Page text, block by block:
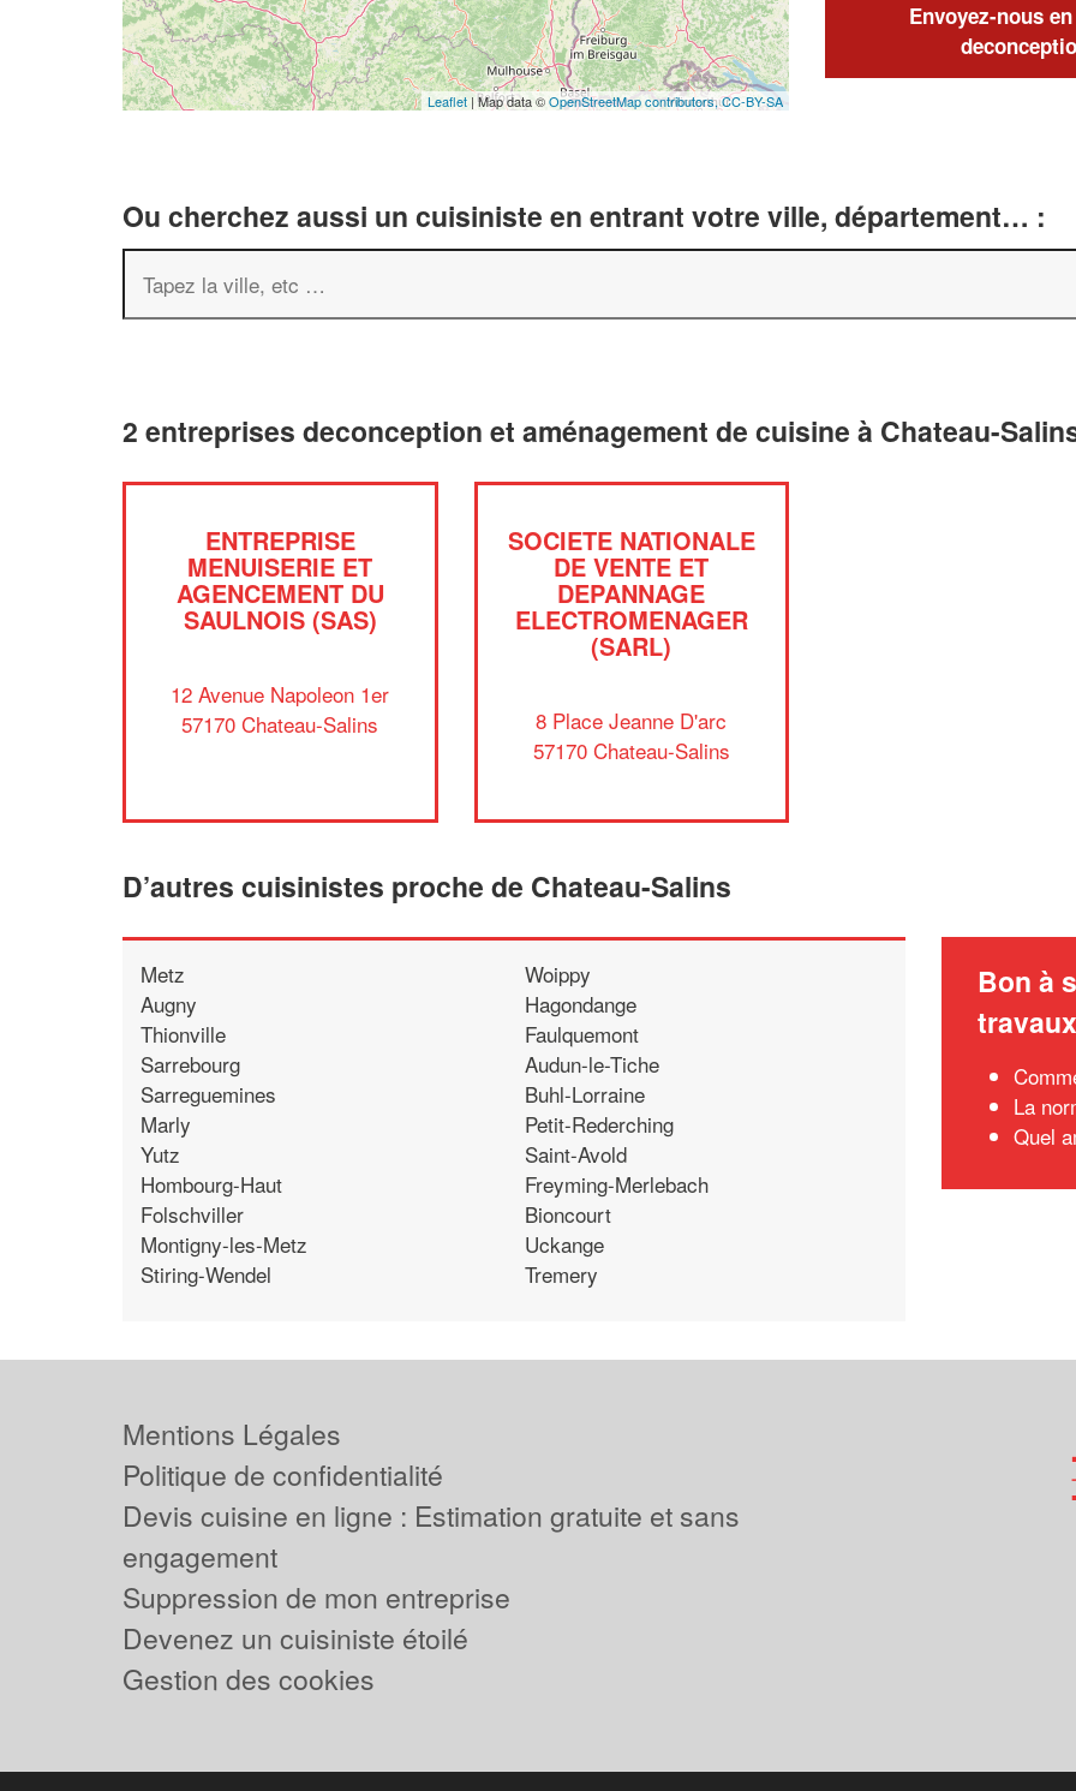
Leaflet | Map data ©OpenStreetMap contributors,CC-BY-SA
Envoyez-nous
Ou cherchez aussi un cuisiniste en entrant votre ville, département… :
2 entreprises deconception et aménagement de cuisine à Chateau-
ENTREPRISE
MENUISERIE ET
AGENCEMENT DU
SAULNOIS (SAS)
12 Avenue Napoleon 1er
57170 Chateau-Salins
SOCIETE NATIONALE
DE VENTE ET
DEPANNAGE
ELECTROMENAGER
(SARL)
8 Place Jeanne D'arc
57170 Chateau-Salins
D’autres cuisinistes proche de Chateau-Salins
Metz
Augny
Thionville
Sarrebourg
Sarreguemines
Marly
Yutz
Hombourg-Haut
Folschviller
Montigny-les-Metz
Stiring-Wendel
Woippy
Hagondange
Faulquemont
Audun-le-Tiche
Buhl-Lorraine
Petit-Rederching
Saint-Avold
Freyming-Merlebach
Bioncourt
Uckange
Tremery
Bon à
travaux
La
Quel
Mentions Légales
Politique de confidentialité
Devis cuisine en ligne : Estimation gratuite et sans
engagement
Suppression de mon entreprise
Devenez un cuisiniste étoilé
Gestion des cookies